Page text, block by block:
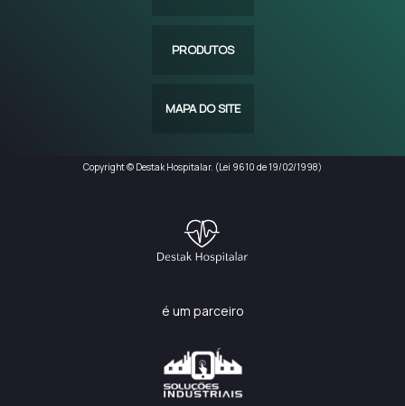
PRODUTOS
MAPA DO SITE
Copyright © Destak Hospitalar. (Lei 9610 de 19/02/1998)
é um parceiro